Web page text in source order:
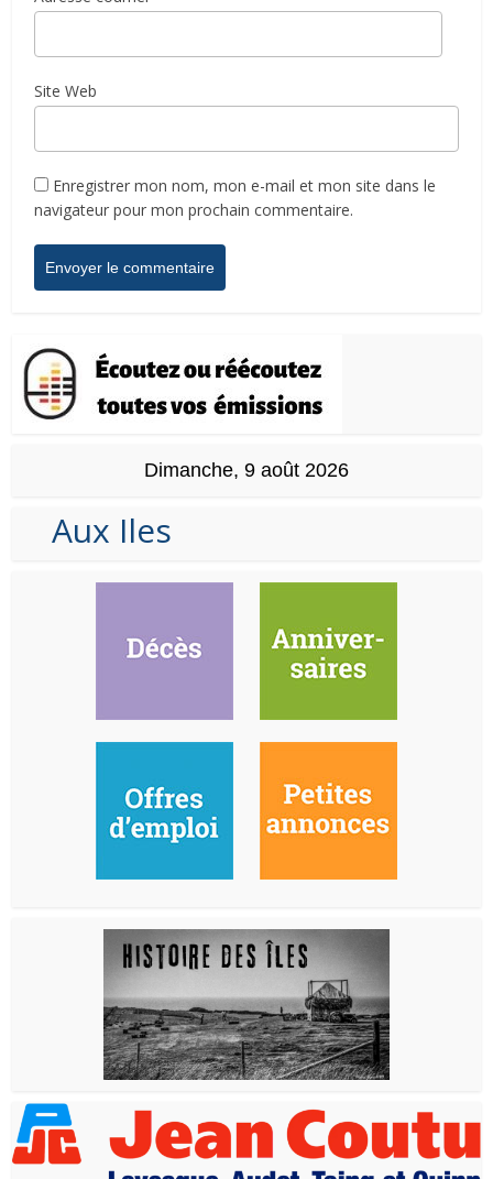
Site Web
Enregistrer mon nom, mon e-mail et mon site dans le
navigateur pour mon prochain commentaire.
Dimanche, 9 août 2026
Aux Iles